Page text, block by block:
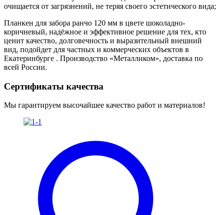
очищается от загрязнений, не теряя своего эстетического вида;
Планкен для забора ранчо 120 мм в цвете шоколадно-
коричневый, надёжное и эффективное решение для тех, кто
ценит качество, долговечность и выразительный внешний
вид, подойдет для частных и коммерческих объектов в
Екатеринбурге . Производство «Металликом», доставка по
всей России.
Сертификаты качества
Мы гарантируем высочайшее качество работ и материалов!